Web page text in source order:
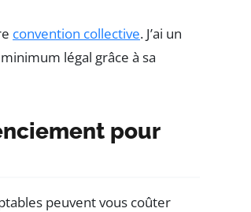
convention collective. J’ai un
légal grâce à sa
pour
peuvent vous coûter